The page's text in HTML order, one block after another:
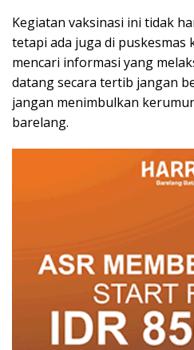
Kegiatan vaksinasi ini tidak
tetapi ada juga di puskesmas
mencari informasi yang
datang secara tertib jangan
jangan menimbulkan
barelang.